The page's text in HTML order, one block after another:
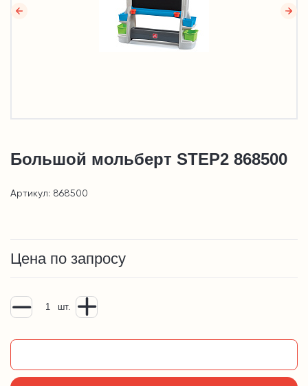
Большой мольберт STEP2 868500
Артикул: 868500
Цена по запросу
шт.